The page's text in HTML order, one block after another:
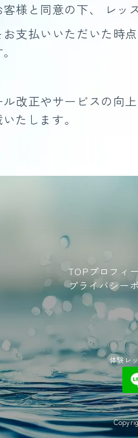
様と同意の下、 レッ
支払いいただいた時
改正やサービスの向
たします。
TOP プロフィ
プライバシー
体験レ